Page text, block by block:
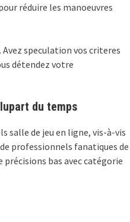
réduire les manoeuvres
speculation vos criteres
détendez votre
du temps
salle de jeu en ligne, vis-à-vis
professionnels fanatiques de
bas avec catégorie